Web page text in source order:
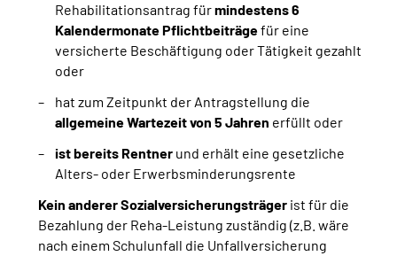
Rehabilitationsantrag fürmindestens 6
Kalendermonate Pflichtbeiträgefür eine
versicherte Beschäftigung oder Tätigkeit gezahlt
oder
hat zum Zeitpunkt der Antragstellung die
allgemeine Wartezeit von 5 Jahren erfüllt oder
ist bereits Rentner und erhält eine gesetzliche
Alters- oder Erwerbsminderungsrente
Kein anderer Sozialversicherungsträger ist für die
Bezahlung der Reha-Leistung zuständig (z.B. wäre
nach einem Schulunfall die Unfallversicherung